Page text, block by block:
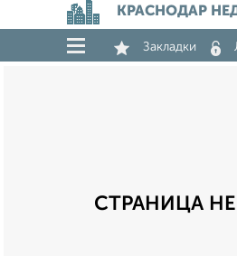
КРАСНОДАР
Закладки
СТРАНИЦА